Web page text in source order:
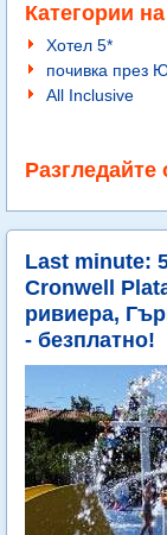
Категории
Хотел 5*
почивка през
All Inclusive
Last minute:
Cronwell
ривиера,
- безплатно!